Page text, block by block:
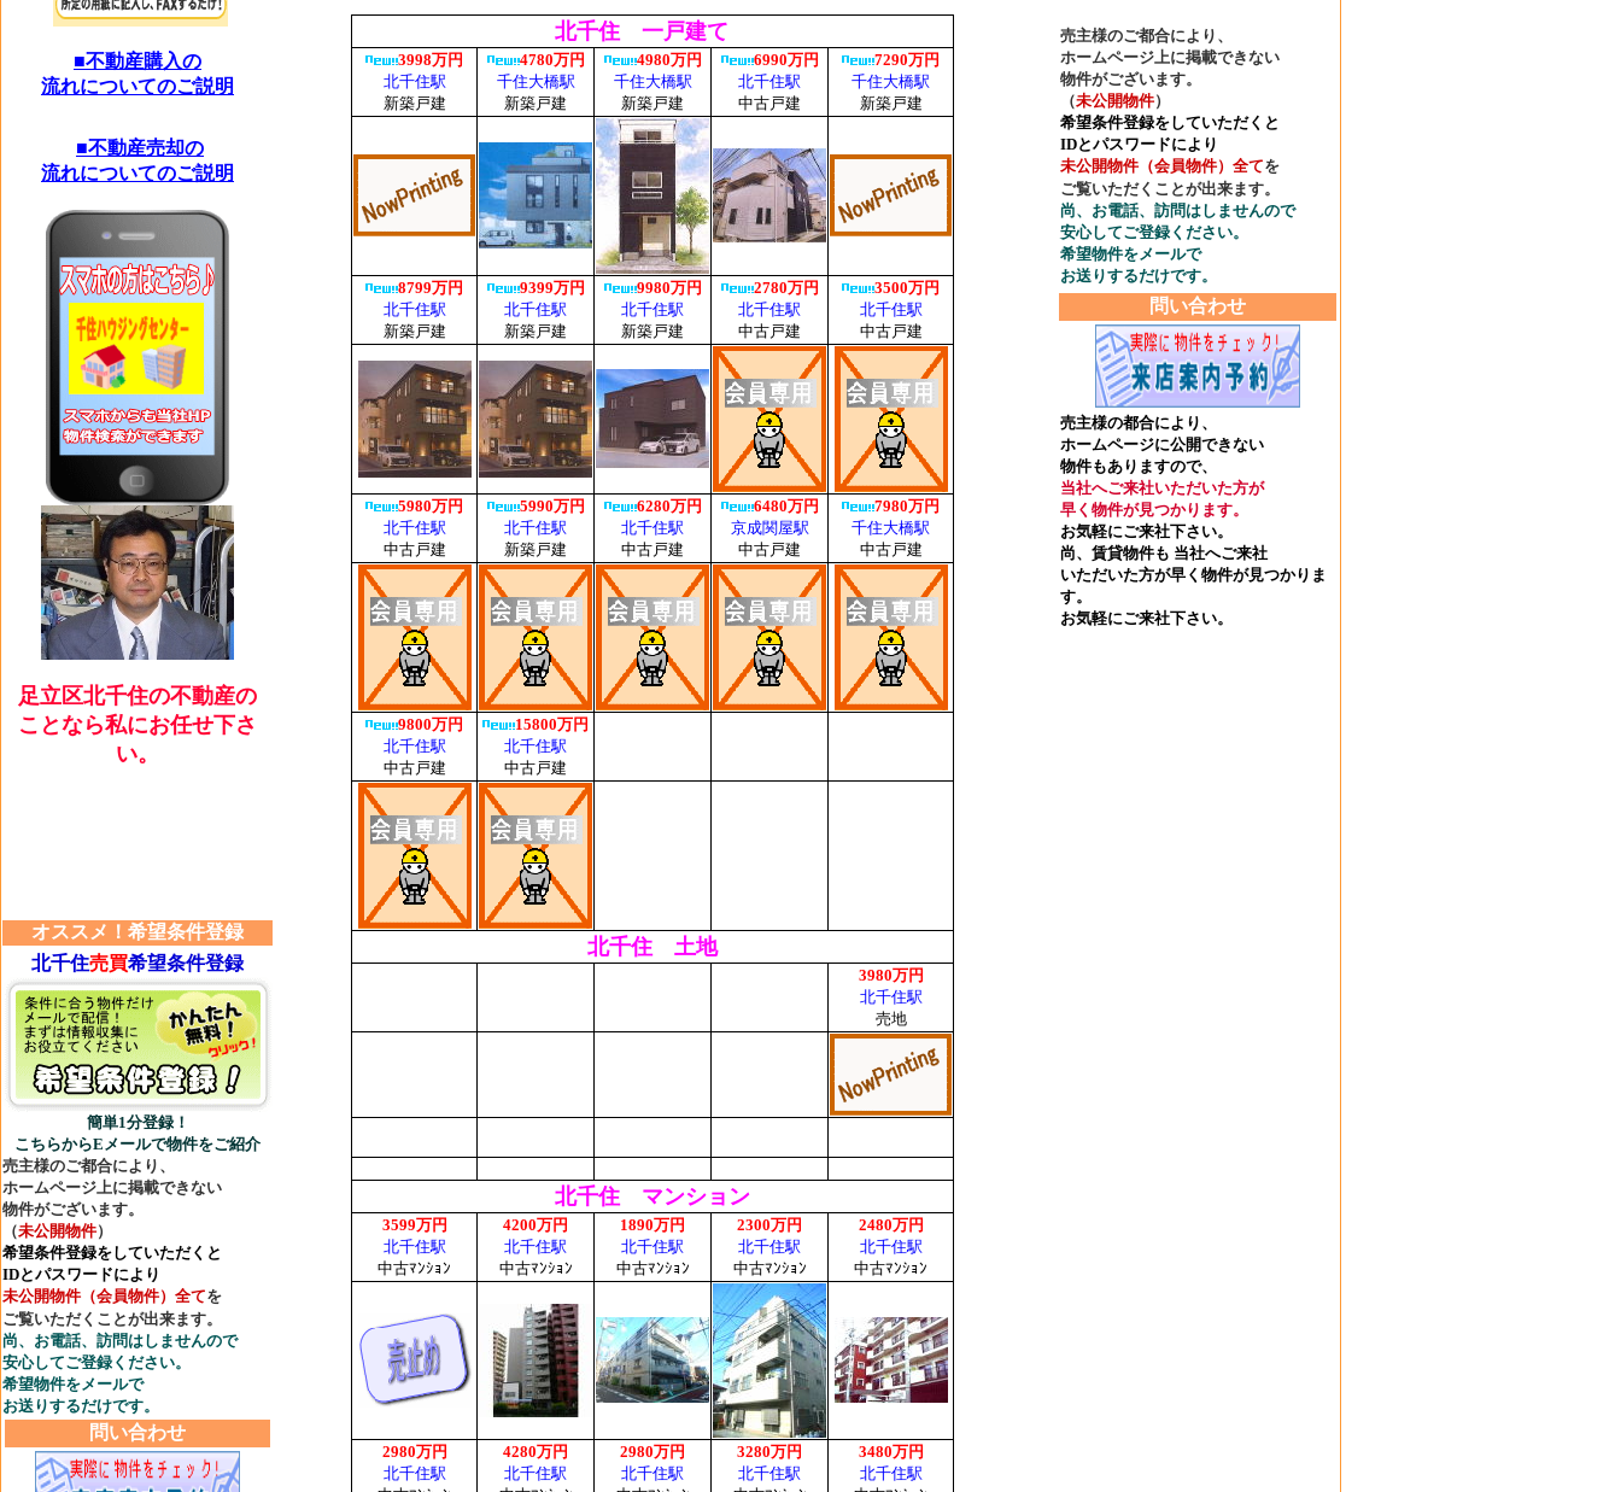
■不動産購入の
流れについてのご説明
■不動産売却の
流れについてのご説明
足立区北千住の不動産の
ことなら私にお任せ下さ
い。
オススメ！希望条件登録
北千住売買希望条件登録
簡単1分登録！
こちらからEメールで物件をご紹介
売主様のご都合により、
ホームページ上に掲載できない
物件がございます。
（未公開物件）
希望条件登録をしていただくと
IDとパスワードにより
未公開物件（会員物件）全てを
ご覧いただくことが出来ます。
尚、お電話、訪問はしませんので
安心してご登録ください。
希望物件をメールで
お送りするだけです。
問い合わせ
売主様のご都合により、
ホームページ上に掲載できない
物件がございます。
（未公開物件）
希望条件登録をしていただくと
IDとパスワードにより
未公開物件（会員物件）全てを
ご覧いただくことが出来ます。
尚、お電話、訪問はしませんので
安心してご登録ください。
希望物件をメールで
お送りするだけです。
問い合わせ
売主様の都合により、
ホームページに公開できない
物件もありますので、
当社へご来社いただいた方が
早く物件が見つかります。
お気軽にご来社下さい。
尚、賃貸物件も 当社へご来社
いただいた方が早く物件が見つかりま
す。
お気軽にご来社下さい。